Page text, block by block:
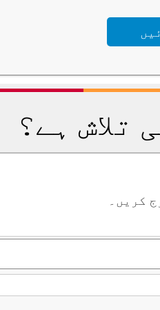
تلاش ہے؟
کریں۔